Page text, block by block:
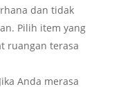
dan tidak
Pilih item yang
ruangan terasa
Anda merasa